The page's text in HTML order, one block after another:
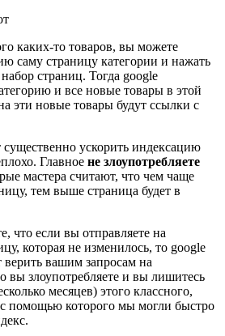
каких-то товаров, вы можете
саму страницу категории и нажать
страниц. Тогда google
и все новые товары в этой
эти новые товары будут ссылки с
существенно ускорить индексацию
Главное не злоупотребляете
мастера считают, что чем чаще
тем выше страница будет в
что если вы отправляете на
которая не изменилось, то google
верить вашим запросам на
вы злоупотребляете и вы лишитесь
месяцев) этого классного,
помощью которого мы могли быстро